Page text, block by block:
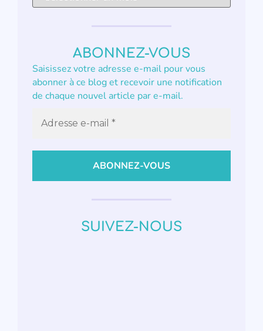
ABONNEZ-VOUS
Saisissez votre adresse e-mail pour vous
abonner à ce blog et recevoir une notification
de chaque nouvel article par e-mail.
SUIVEZ-NOUS